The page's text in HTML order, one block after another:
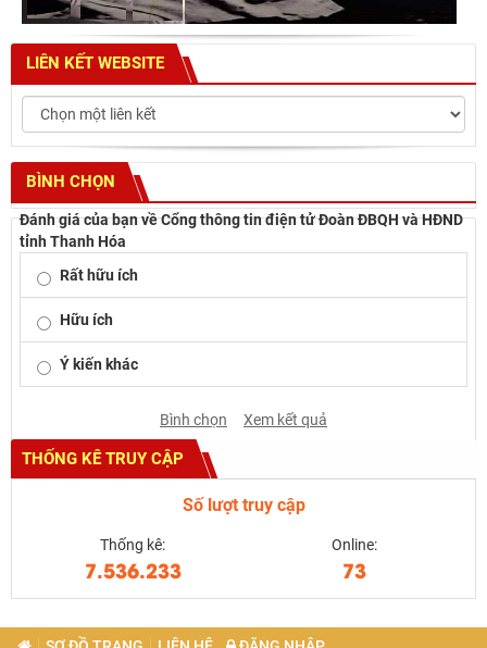
LIÊN KẾT WEBSITE
BÌNH CHỌN
Đánh giá của bạn về Cổng thông tin điện tử Đoàn ĐBQH và HĐND
tỉnh Thanh Hóa
Rất hữu ích
Hữu ích
Ý kiến khác
Bình chọn Xem kết quả
THỐNG KÊ TRUY CẬP
Số lượt truy cập
Thống kê:
7.536.233
Online:
73